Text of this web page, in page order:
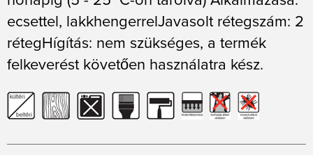
ecsettel, lakkhengerrelJavasolt rétegszám: 2
rétegHígítás: nem szükséges, a termék
felkeverést követően használatra kész.